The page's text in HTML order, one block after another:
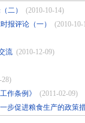
二）
(2010-10-14)
报评论（一）
(2010-10-
流 (2010-12-09)
28)
作条例》
(2011-02-09)
步促进粮食生产的政策